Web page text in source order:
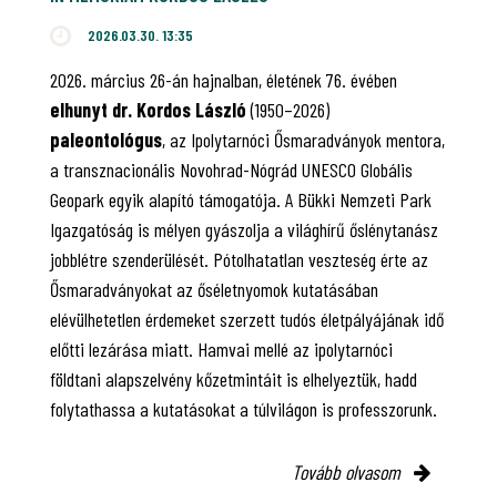
2026.03.30. 13:35
2026. március 26-án hajnalban, életének 76. évében
elhunyt dr. Kordos László(1950–2026)
paleontológus, az Ipolytarnóci Ősmaradványok mentora,
a transznacionális Novohrad-Nógrád UNESCO Globális
Geopark egyik alapító támogatója. A Bükki Nemzeti Park
Igazgatóság is mélyen gyászolja a világhírű őslénytanász
jobblétre szenderülését. Pótolhatatlan veszteség érte az
Ősmaradványokat az őséletnyomok kutatásában
elévülhetetlen érdemeket szerzett tudós életpályájának idő
előtti lezárása miatt. Hamvai mellé az ipolytarnóci
földtani alapszelvény kőzetmintáit is elhelyeztük, hadd
folytathassa a kutatásokat a túlvilágon is professzorunk.
Tovább olvasom